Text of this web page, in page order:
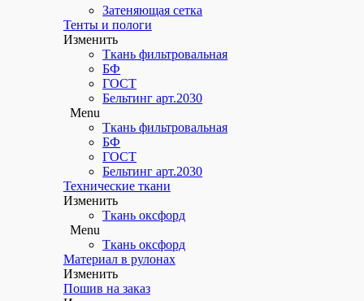
Затеняющая сетка
Тенты и пологи​
Изменить
Ткань фильтровальная
БФ
ГОСТ
Бельтинг арт.2030
Menu
Ткань фильтровальная
БФ
ГОСТ
Бельтинг арт.2030
Технические ткани​
Изменить
Ткань оксфорд
Menu
Ткань оксфорд
Материал в рулонах​
Изменить
Пошив на заказ​